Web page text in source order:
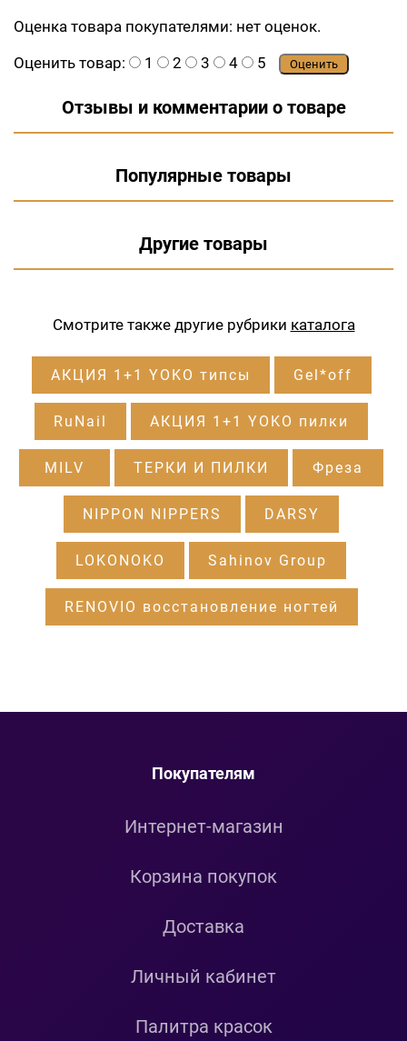
Оценка товара покупателями: нет оценок.
Оценить товар:
1 2 3 4 5 Оценить
Отзывы и комментарии о товаре
Популярные товары
Другие товары
Смотрите также другие рубрики каталога
АКЦИЯ 1+1 YOKO типсы Gel*off
RuNail АКЦИЯ 1+1 YOKO пилки
MILV ТЕРКИ И ПИЛКИ Фреза
NIPPON NIPPERS DARSY
LOKONOKO Sahinov Group
RENOVIO восстановление ногтей
Покупателям
Интернет-магазин
Корзина покупок
Доставка
Личный кабинет
Палитра красок